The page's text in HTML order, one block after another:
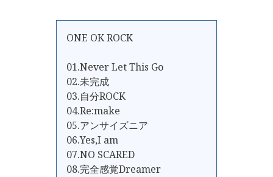
ONE OK ROCK
01.Never Let This Go
02.未完成
03.自分ROCK
04.Re:make
05.アンサイズニア
06.Yes,I am
07.NO SCARED
08.完全感覚Dreamer